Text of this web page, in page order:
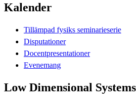
Kalender
Tillämpad fysiks seminarieserie
Disputationer
Docentpresentationer
Evenemang
Low Dimensional Systems